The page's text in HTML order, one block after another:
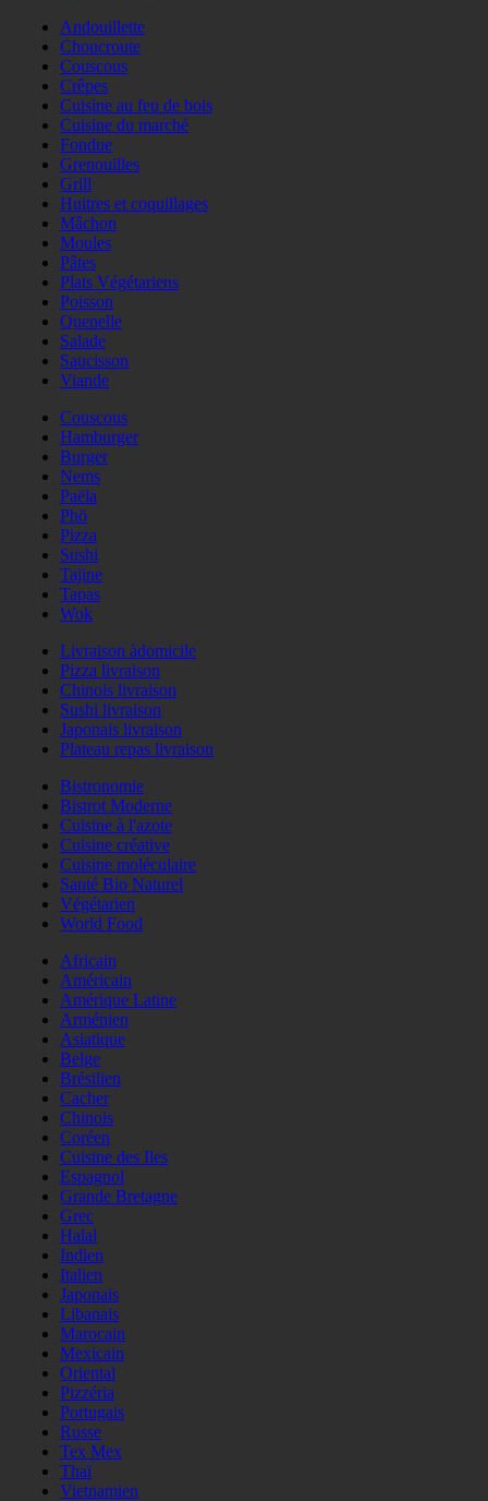
Andouillette
Choucroute
Couscous
Crêpes
Cuisine au feu de bois
Cuisine du marché
Fondue
Grenouilles
Grill
Huitres et coquillages
Mâchon
Moules
Pâtes
Plats Végétariens
Poisson
Quenelle
Salade
Saucisson
Viande
Couscous
Hamburger
Burger
Nems
Paëla
Phö
Pizza
Sushi
Tajine
Tapas
Wok
Livraison àdomicile
Pizza livraison
Chinois livraison
Sushi livraison
Japonais livraison
Plateau repas livraison
Bistronomie
Bistrot Moderne
Cuisine à l'azote
Cuisine créative
Cuisine moléculaire
Santé Bio Naturel
Végétarien
World Food
Africain
Américain
Amérique Latine
Arménien
Asiatique
Belge
Brésilien
Cacher
Chinois
Coréen
Cuisine des Iles
Espagnol
Grande Bretagne
Grec
Halal
Indien
Italien
Japonais
Libanais
Marocain
Mexicain
Oriental
Pizzéria
Portugais
Russe
Tex Mex
Thaï
Vietnamien